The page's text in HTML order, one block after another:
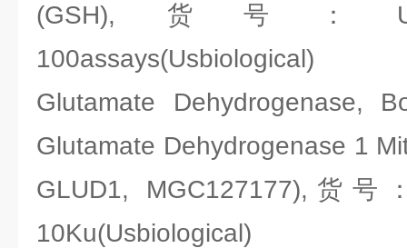
(GSH),货号：
100assays(Usbiological)
Glutamate Dehydrogenase,
Glutamate Dehydrogenase 1
GLUD1, MGC127177),货号
10Ku(Usbiological)